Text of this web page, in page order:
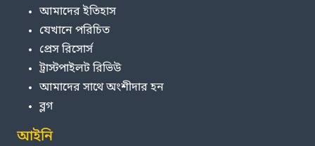
আমাদের ইতিহাস
যেখানে পরিচিত
প্রেস রিসোর্স
ট্রাস্টপাইলট রিভিউ
আমাদের সাথে অংশীদার হন
ব্লগ
আইনি